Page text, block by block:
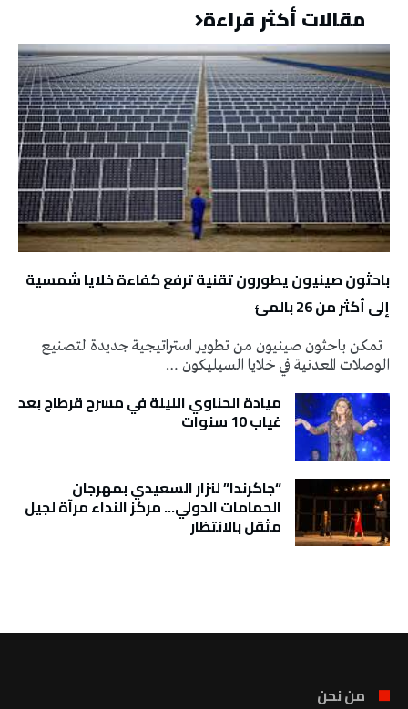
مقالات أكثر قراءة
باحثون صينيون يطورون تقنية ترفع كفاءة خلايا شمسية
إلى أكثر من 26 بالمئ
تمكن باحثون صينيون من تطوير استراتيجية جديدة لتصنيع
الوصلات المعدنية في خلايا السيليكون …
ميادة الحناوي الليلة في مسرح قرطاج بعد
غياب 10 سنوات
“جاكرندا” لنزار السعيدي بمهرجان
الحمامات الدولي… مركز النداء مرآة لجيل
مثقل بالانتظار
من نحن